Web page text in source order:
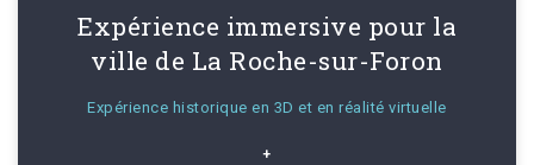
Expérience immersive pour la
ville de La Roche-sur-Foron
Expérience historique en 3D et en réalité virtuelle
+